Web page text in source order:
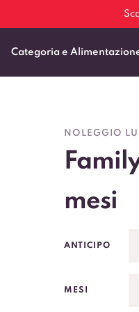
Categoria e
Fiat Professional
Mercedes Benz Vans
Peugeot Professional
NOLEGGIO
mesi
ANTICIPO
MESI